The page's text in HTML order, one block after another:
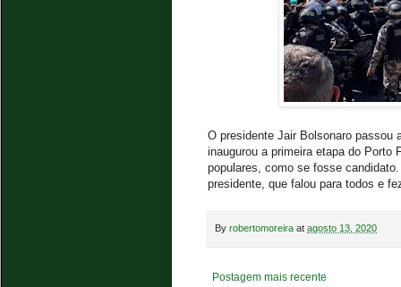
O presidente Jair Bolsonaro passou
inaugurou a primeira etapa do Porto
populares, como se fosse
presidente, que falou para todos e
By robertomoreira at agosto 13, 2020
Postagem mais recente